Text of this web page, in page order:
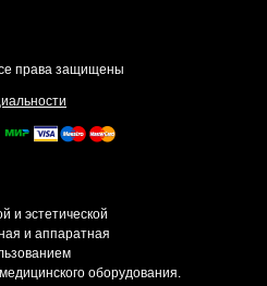
и эстетической
и аппаратная
оборудования.
права защищены